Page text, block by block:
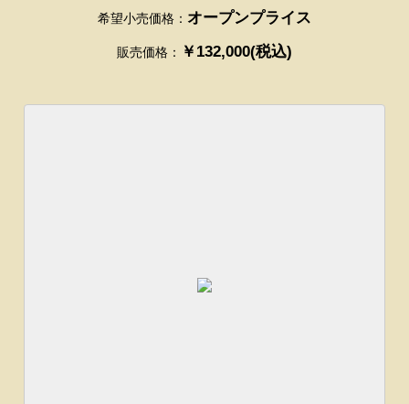
希望小売価格： オープンプライス
販売価格： ￥132,000(税込)